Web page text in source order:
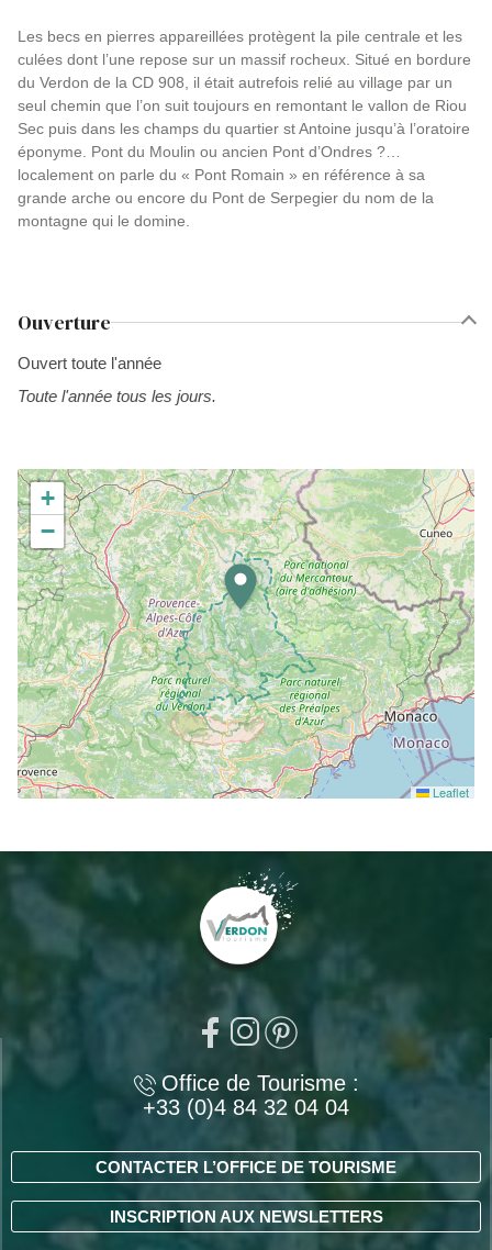
Les becs en pierres appareillées protègent la pile centrale et les
culées dont l’une repose sur un massif rocheux. Situé en bordure
du Verdon de la CD 908, il était autrefois relié au village par un
seul chemin que l’on suit toujours en remontant le vallon de Riou
Sec puis dans les champs du quartier st Antoine jusqu’à l’oratoire
éponyme. Pont du Moulin ou ancien Pont d’Ondres ?…
localement on parle du « Pont Romain » en référence à sa
grande arche ou encore du Pont de Serpegier du nom de la
montagne qui le domine.
Ouverture
Ouvert toute l'année
Toute l'année tous les jours.
+
−
Leaflet
Office de Tourisme :
+33 (0)4 84 32 04 04
CONTACTER L’OFFICE DE TOURISME
INSCRIPTION AUX NEWSLETTERS